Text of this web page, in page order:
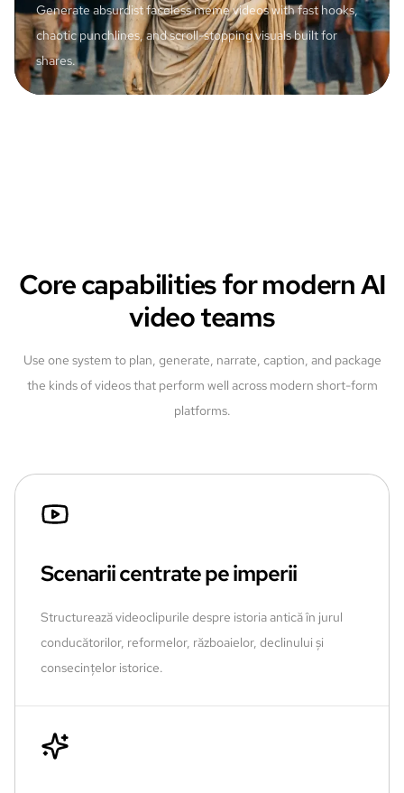
Generate absurdist faceless meme videos with fast hooks,
chaotic punchlines, and scroll-stopping visuals built for
shares.
Core capabilities for modern AI
video teams
Use one system to plan, generate, narrate, caption, and package
the kinds of videos that perform well across modern short-form
platforms.
Scenarii centrate pe imperii
Structurează videoclipurile despre istoria antică în jurul
conducătorilor, reformelor, războaielor, declinului și
consecințelor istorice.